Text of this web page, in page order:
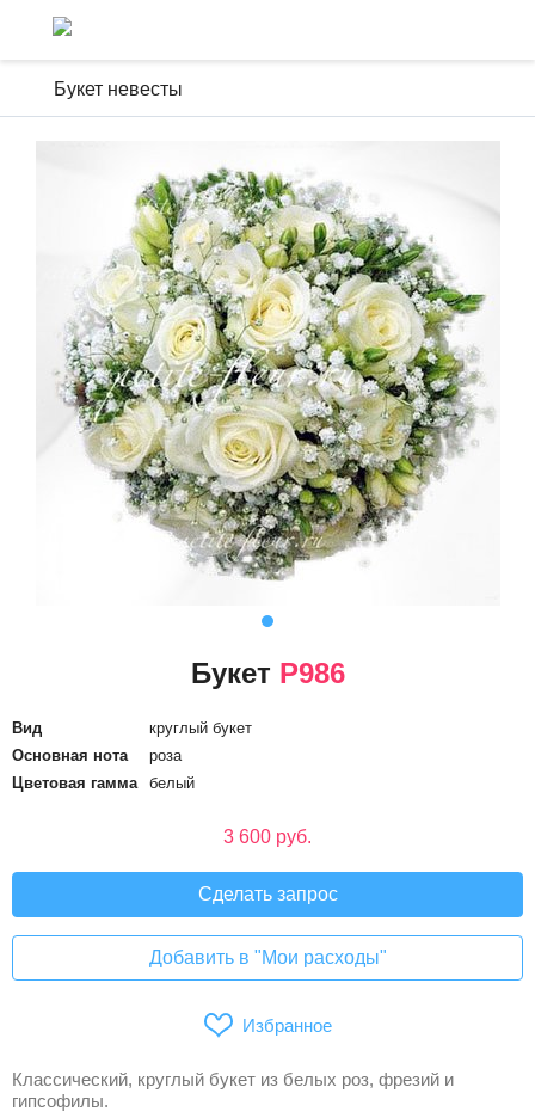
Букет невесты
Букет P986
Вид
круглый букет
Основная нота
роза
Цветовая гамма
белый
3 600 руб.
Сделать запрос
Добавить в "Мои расходы"
Избранное
Классический, круглый букет из белых роз, фрезий и
гипсофилы.